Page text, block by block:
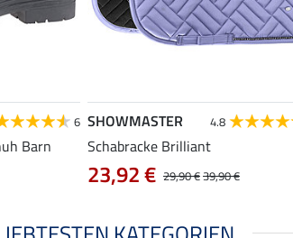
6
Barn
SHOWMASTER 4.8
Schabracke Brilliant
29,90 €39,90 €
23,92 €